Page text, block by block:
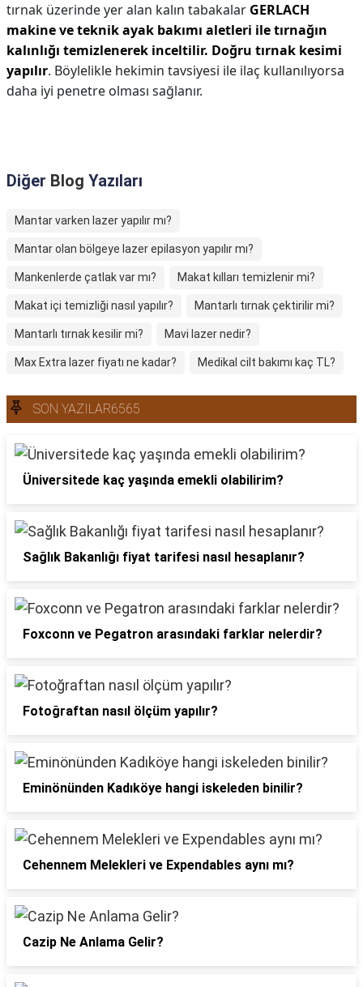
tırnak üzerinde yer alan kalın tabakalar GERLACH
makine ve teknik ayak bakımı aletleri ile tırnağın
kalınlığı temizlenerek inceltilir. Doğru tırnak kesimi
yapılır. Böylelikle hekimin tavsiyesi ile ilaç kullanılıyorsa
daha iyi penetre olması sağlanır.
Diğer Blog Yazıları
Mantar varken lazer yapılır mı?
Mantar olan bölgeye lazer epilasyon yapılır mı?
Mankenlerde çatlak var mı? Makat kılları temizlenir mi?
Makat içi temizliği nasıl yapılır? Mantarlı tırnak çektirilir mi?
Mantarlı tırnak kesilir mi? Mavi lazer nedir?
Max Extra lazer fiyatı ne kadar? Medikal cilt bakımı kaç TL?
SON YAZILAR6565
Üniversitede kaç yaşında emekli olabilirim?
Sağlık Bakanlığı fiyat tarifesi nasıl hesaplanır?
Foxconn ve Pegatron arasındaki farklar nelerdir?
Fotoğraftan nasıl ölçüm yapılır?
Eminönünden Kadıköye hangi iskeleden binilir?
Cehennem Melekleri ve Expendables aynı mı?
Cazip Ne Anlama Gelir?